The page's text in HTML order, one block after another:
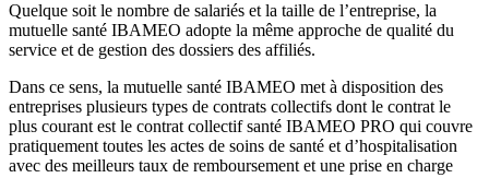
Quelque soit le nombre de salariés et la taille de l’entreprise, la
mutuelle santé IBAMEO adopte la même approche de qualité du
service et de gestion des dossiers des affiliés.
Dans ce sens, la mutuelle santé IBAMEO met à disposition des
entreprises plusieurs types de contrats collectifs dont le contrat le
plus courant est le contrat collectif santé IBAMEO PRO qui couvre
pratiquement toutes les actes de soins de santé et d’hospitalisation
avec des meilleurs taux de remboursement et une prise en charge